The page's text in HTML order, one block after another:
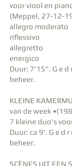
voor viool en
(Meppel, 27-12-
allegro moderato
riflessivo
allegretto
energico
Duur: 7'15". G e
beheer.
KLEINE
van de week
7 kleine duo's
Duur: ca 9'. G e d
beheer.
SCÈNES UIT EEN